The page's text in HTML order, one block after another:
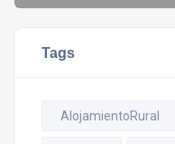
Tags
AlojamientoRural